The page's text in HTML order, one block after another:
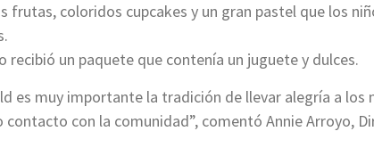
frutas, coloridos cupcakes y un gran pastel que los
recibió un paquete que contenía un juguete y dulces.
es muy importante la tradición de llevar alegría a los
con la comunidad”, comentó Annie Arroyo,